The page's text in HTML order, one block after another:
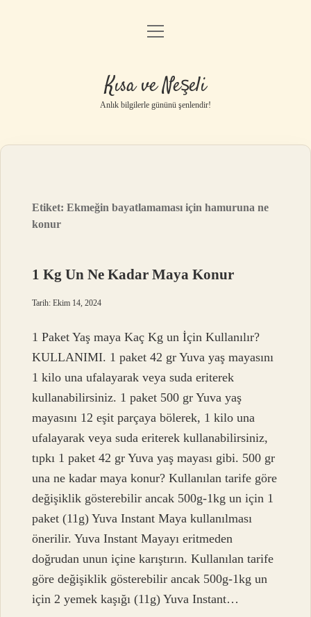
Anasayfa
Yasal Uyarı
menüyü
Kısa ve Neşeli
Anlık bilgilerle gününü şenlendir!
Etiket:Ekmeğin bayatlamaması için hamuruna ne
konur
1 Kg Un Ne Kadar Maya Konur
Tarih: Ekim 14, 2024
1 Paket Yaş maya Kaç Kg un İçin Kullanılır?
KULLANIMI. 1 paket 42 gr Yuva yaş mayasını
1 kilo una ufalayarak veya suda eriterek
kullanabilirsiniz. 1 paket 500 gr Yuva yaş
mayasını 12 eşit parçaya bölerek, 1 kilo una
ufalayarak veya suda eriterek kullanabilirsiniz,
tıpkı 1 paket 42 gr Yuva yaş mayası gibi. 500 gr
una ne kadar maya konur? Kullanılan tarife göre
değişiklik gösterebilir ancak 500g-1kg un için 1
paket (11g) Yuva Instant Maya kullanılması
önerilir. Yuva Instant Mayayı eritmeden
doğrudan unun içine karıştırın. Kullanılan tarife
göre değişiklik gösterebilir ancak 500g-1kg un
için 2 yemek kaşığı (11g) Yuva Instant…